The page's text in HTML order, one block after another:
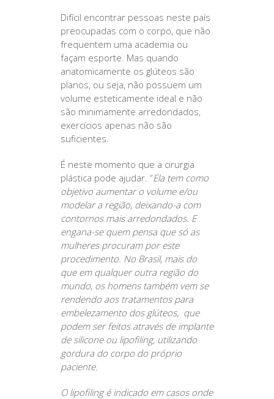
Difícil encontrar pessoas neste país
preocupadas com o corpo, que não
frequentem uma academia ou
façam esporte. Mas quando
anatomicamente os glúteos são
planos, ou seja, não possuem um
volume esteticamente ideal e não
são minimamente arredondados,
exercícios apenas não são
suficientes.
É neste momento que a cirurgia
plástica pode ajudar. “Ela tem como
objetivo aumentar o volume e/ou
modelar a região, deixando-a com
contornos mais arredondados. E
engana-se quem pensa que só as
mulheres procuram por este
procedimento. No Brasil, mais do
que em qualquer outra região do
mundo, os homens também vem se
rendendo aos tratamentos para
embelezamento dos glúteos, que
podem ser feitos através de implante
de silicone ou lipofiling, utilizando
gordura do corpo do próprio
paciente.
O lipofiling é indicado em casos onde